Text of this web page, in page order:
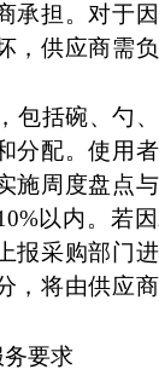
承担。对于
，供应商需
包括碗、勺
分配。使用
施周度盘点
以内。若
报采购部门
，将由供应
要求